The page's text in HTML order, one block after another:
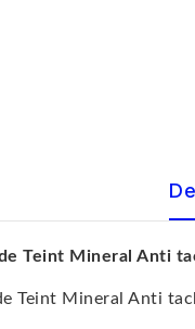
Teint Mineral Anti
Teint Mineral Anti